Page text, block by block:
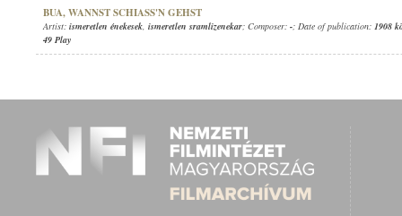
BUA, WANNST SCHIASS'N GEHST
Artist: ismeretlen énekesek, ismeretlen sramlizenekar; Composer: -; Date of publication: 1908
49 Play